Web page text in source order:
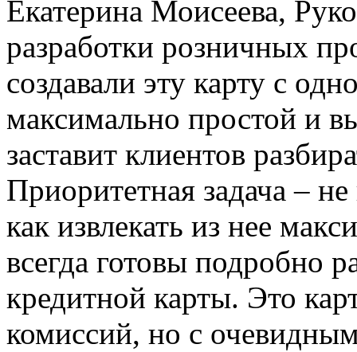
Екатерина Моисеева,
разработки розничных
создавали эту карту с
максимально простой и
заставит клиентов
Приоритетная задача –
как извлекать из нее
всегда готовы подробно
кредитной карты. Это
комиссий, но с